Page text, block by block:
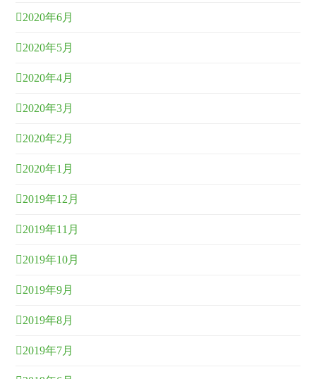
2020年6月
2020年5月
2020年4月
2020年3月
2020年2月
2020年1月
2019年12月
2019年11月
2019年10月
2019年9月
2019年8月
2019年7月